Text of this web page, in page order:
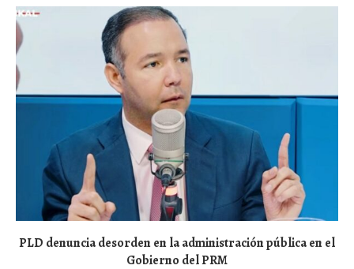
PLD denuncia desorden en la administración pública en el
Gobierno del PRM